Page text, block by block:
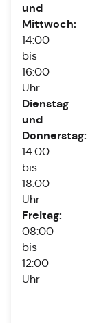
und
Mittwoch:
14:00
bis
16:00
Uhr
Dienstag
und
Donnerstag:
14:00
bis
18:00
Uhr
Freitag:
08:00
bis
12:00
Uhr